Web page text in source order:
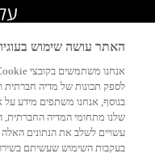
האתר עושה שימוש
לספק תכונות של מדיה
בנוסף, אנחנו משתפים מידע
שלנו מתחומי המדיה החברתית,
עשויים לשלב את הנתונים
בעקבות השימוש שעשיתם